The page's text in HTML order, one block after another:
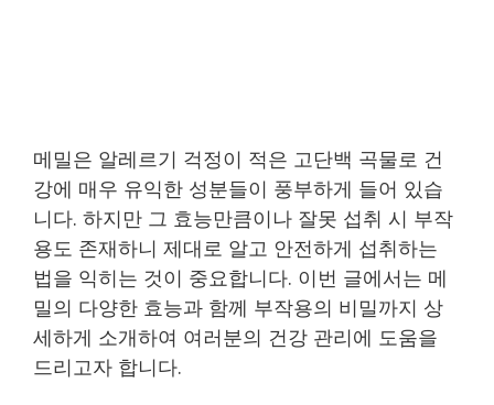
메밀은 알레르기 걱정이 적은 고단백 곡물로 건
강에 매우 유익한 성분들이 풍부하게 들어 있습
니다. 하지만 그 효능만큼이나 잘못 섭취 시 부작
용도 존재하니 제대로 알고 안전하게 섭취하는
법을 익히는 것이 중요합니다. 이번 글에서는 메
밀의 다양한 효능과 함께 부작용의 비밀까지 상
세하게 소개하여 여러분의 건강 관리에 도움을
드리고자 합니다.